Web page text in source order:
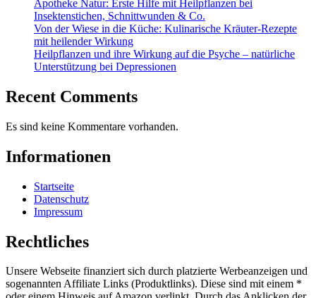
Apotheke Natur: Erste Hilfe mit Heilpflanzen bei
Insektenstichen, Schnittwunden & Co.
Von der Wiese in die Küche: Kulinarische Kräuter-Rezepte
mit heilender Wirkung
Heilpflanzen und ihre Wirkung auf die Psyche – natürliche
Unterstützung bei Depressionen
Recent Comments
Es sind keine Kommentare vorhanden.
Informationen
Startseite
Datenschutz
Impressum
Rechtliches
Unsere Webseite finanziert sich durch platzierte Werbeanzeigen und
sogenannten Affiliate Links (Produktlinks). Diese sind mit einem *